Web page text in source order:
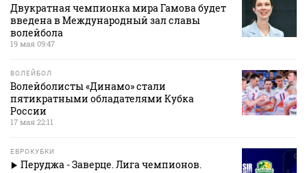
Двукратная чемпионка мира Гамова будет
введена в Международный зал славы
волейбола
19 мая 09:47
ВОЛЕЙБОЛ
Волейболисты «Динамо» стали
пятикратными обладателями Кубка
России
17 мая 22:11
ЕВРОКУБКИ
Перуджа - Заверце. Лига чемпионов.